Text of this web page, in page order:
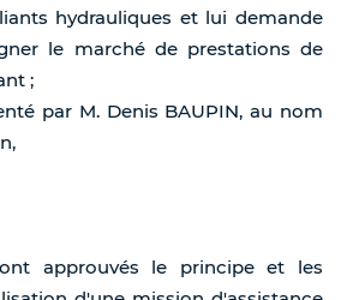
hydrauliques et lui demande
le marché de prestations de
;
par M. Denis BAUPIN, au nom
approuvés le principe et les